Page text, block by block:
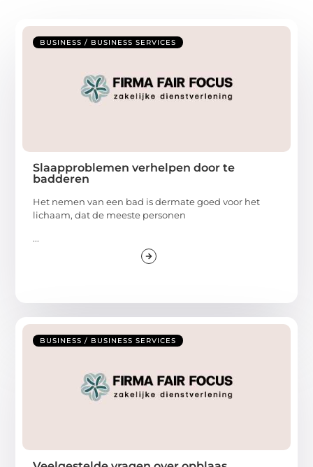
BUSINESS / BUSINESS SERVICES
Slaapproblemen verhelpen door te
badderen
Het nemen van een bad is dermate goed voor het
lichaam, dat de meeste personen
...
BUSINESS / BUSINESS SERVICES